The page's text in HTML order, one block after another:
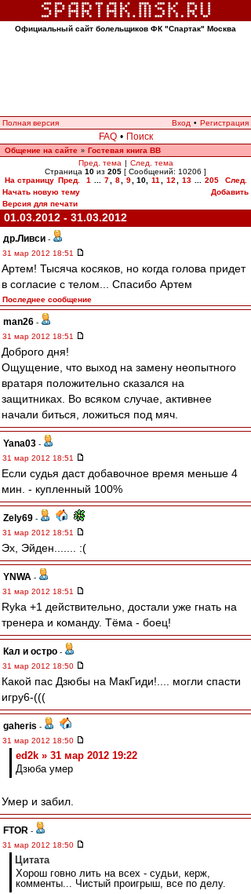
Официальный сайт болельщиков ФК "Спартак" Москва
Полная версия Вход • Регистрация
FAQ • Поиск
Общение на сайте » Гостевая книга ВВ
Пред. тема | След. тема
Страница 10 из 205 [ Сообщений: 10206 ]
На страницу Пред. 1 7 8 9 10, 11 12 13 205
След.
Начать новую тему
Добавить
Версия для печати
01.03.2012 - 31.03.2012
др.Ливси -
31 мар 2012 18:51
Артем! Тысяча косяков, но когда голова придет
в согласие с телом... Спасибо Артем
Последнее сообщение
man26 -
31 мар 2012 18:51
Доброго дня!
Ощущение, что выход на замену неопытного
вратаря положительно сказался на
защитниках. Во всяком случае, активнее
начали биться, ложиться под мяч.
Yana03 -
31 мар 2012 18:51
Если судья даст добавочное время меньше 4
мин. - купленный 100%
Zely69 -
31 мар 2012 18:51
Эх, Эйден....... :(
YNWA -
31 мар 2012 18:51
Ryka +1 действительно, достали уже гнать на
тренера и команду. Тёма - боец!
Кал и остро -
31 мар 2012 18:50
Какой пас Дзюбы на МакГиди!.... могли спасти
игру6-(((
gaheris -
31 мар 2012 18:50
ed2k » 31 мар 2012 19:22
Дзюба умер
Умер и забил.
FTOR -
31 мар 2012 18:50
Цитата
Хорош говно лить на всех - судьи, керж,
комменты... Чистый проигрыш, все по делу.